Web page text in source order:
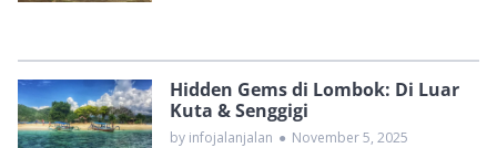
Hidden Gems di Lombok: Di Luar
Kuta & Senggigi
by infojalanjalan ● November 5, 2025